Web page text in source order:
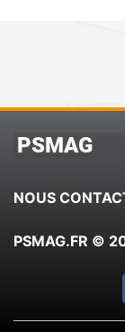
PSMAG
NOUS
PSMAG.FR ©